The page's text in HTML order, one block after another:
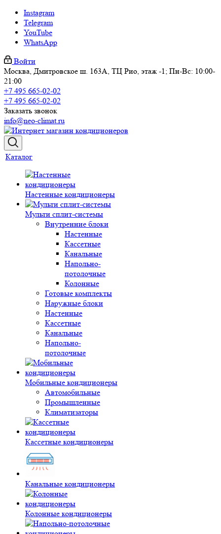
Instagram
Telegram
YouTube
WhatsApp
Войти
Москва, Дмитровское ш. 163А, ТЦ Рио, этаж -1; Пн-Вс: 10:00-
21:00
+7 495 665-02-02
+7 495 665-02-02
Заказать звонок
info@neo-climat.ru
Каталог
Настенные кондиционеры
Мульти сплит-системы
Внутренние блоки
Настенные
Кассетные
Канальные
Напольно-
потолочные
Колонные
Готовые комплекты
Наружные блоки
Настенные
Кассетные
Канальные
Напольно-
потолочные
Мобильные кондиционеры
Автомобильные
Промышленные
Климатизаторы
Кассетные кондиционеры
Канальные кондиционеры
Колонные кондиционеры